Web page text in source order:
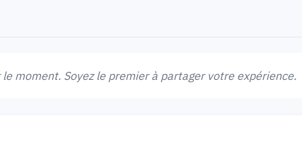
moment. Soyez le premier à partager votre expérience.